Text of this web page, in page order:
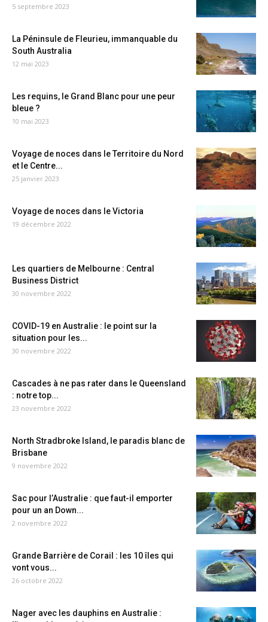
5 septembre 2023
La Péninsule de Fleurieu, immanquable du
South Australia
12 mai 2023
Les requins, le Grand Blanc pour une peur
bleue ?
10 mai 2023
Voyage de noces dans le Territoire du Nord
et le Centre...
25 janvier 2023
Voyage de noces dans le Victoria
19 décembre 2022
Les quartiers de Melbourne : Central
Business District
30 novembre 2022
COVID-19 en Australie : le point sur la
situation pour les...
30 novembre 2022
Cascades à ne pas rater dans le Queensland
: notre top...
23 novembre 2022
North Stradbroke Island, le paradis blanc de
Brisbane
9 novembre 2022
Sac pour l’Australie : que faut-il emporter
pour un an Down...
2 novembre 2022
Grande Barrière de Corail : les 10 îles qui
vont vous...
26 octobre 2022
Nager avec les dauphins en Australie :